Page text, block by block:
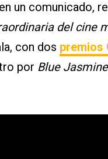
en un comunicado,
del cine
con dos premios
por Blue Jasmine